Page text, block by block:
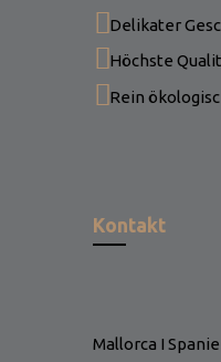
Delikater
Höchste
Rein
Kontakt
Mallorca I